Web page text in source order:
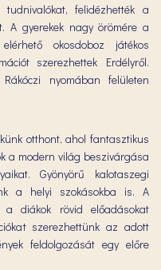
felidézhették a
A gyerekek nagy örömére a
okosdoboz játékos
szerezhettek Erdélyről.
nyomában felületen
otthont, ahol fantasztikus
a modern világ beszivárgása
Gyönyörű kalotaszegi
a helyi szokásokba is. A
diákok rövid előadásokat
szerezhettünk az adott
feldolgozását egy előre